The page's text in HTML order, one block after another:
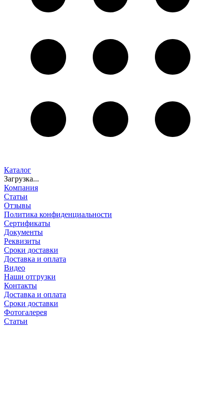
Каталог
Загрузка...
Компания
Статьи
Отзывы
Политика конфиденциальности
Сертификаты
Документы
Реквизиты
Сроки доставки
Доставка и оплата
Видео
Наши отгрузки
Контакты
Доставка и оплата
Сроки доставки
Фотогалерея
Статьи